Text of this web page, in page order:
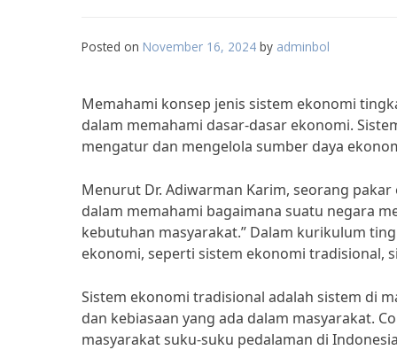
Posted on November 16, 2024 by adminbol
Memahami konsep jenis sistem ekonomi
dalam memahami dasar-dasar ekonomi.
mengatur dan mengelola sumber daya
Menurut Dr. Adiwarman Karim, seorang
dalam memahami bagaimana suatu negara
kebutuhan masyarakat.” Dalam kurikulum
ekonomi, seperti sistem ekonomi tradisional,
Sistem ekonomi tradisional adalah sistem di
dan kebiasaan yang ada dalam masyarakat.
masyarakat suku-suku pedalaman di